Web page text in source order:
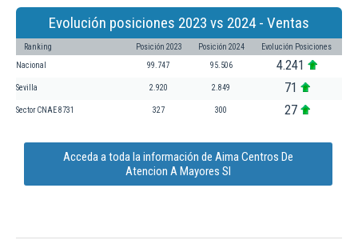
Evolución posiciones 2023 vs 2024 - Ventas
Ranking Posición 2023 Posición 2024 Evolución Posiciones
Nacional 99.747 95.506 4.241
Sevilla 2.920 2.849 71
Sector CNAE 8731 327 300 27
Acceda a toda la información de Aima Centros De
Atencion A Mayores Sl